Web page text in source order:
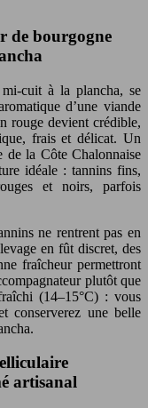
de bourgogne
cuit à la plancha, se
d’une viande
rouge devient crédible,
frais et délicat. Un
de la Côte Chalonnaise
idéale : tannins fins,
et noirs, parfois
ne rentrent pas en
en fût discret, des
fraîcheur permettront
plutôt que
(14–15°C) : vous
conserverez une belle
artisanal